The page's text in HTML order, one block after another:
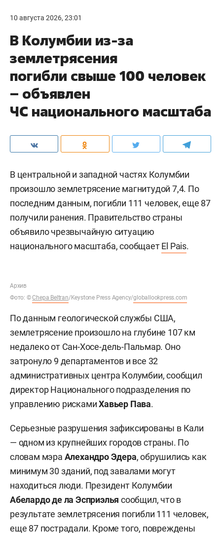
10 августа 2026, 23:01
В Колумбии из-за
землетрясения
погибли свыше 100 человек
– объявлен
ЧС национального масштаба
В центральной и западной частях Колумбии
произошло землетрясение магнитудой 7,4. По
последним данным, погибли 111 человек, еще 87
получили ранения. Правительство страны
объявило чрезвычайную ситуацию
национального масштаба, сообщаетEl Pais.
Архив
Фото: ©Chepa Beltran/Keystone Press Agency/globallookpress.com
По данным геологической службы США,
землетрясение произошло на глубине 107 км
недалеко от Сан-Хосе-дель-Пальмар. Оно
затронуло 9 департаментов и все 32
административных центра Колумбии, сообщил
директор Национального подразделения по
управлению рискамиХавьер Пава.
Серьезные разрушения зафиксированы в Кали
— одном из крупнейших городов страны. По
словам мэра Алехандро Эдера, обрушились как
минимум 30 зданий, под завалами могут
находиться люди. Президент Колумбии
Абелардо де ла Эсприэлья сообщил, что в
результате землетрясения погибли 111 человек,
еще 87 пострадали. Кроме того, повреждены